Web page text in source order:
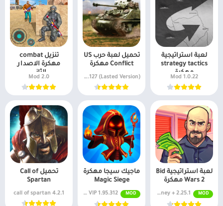
لعبة استراتيجية
strategy tactics
مهكرة
1.0.22 Mod
تحميل لعبة حرب US
Conflict مهكرة
v1.16.127 (Lasted Version)
تنزيل combat
مهكرة الاصدار
الثاني
2.0 Mod
لعبة استراتيجية Bid
Wars 2 مهكرة
MOD
2.25.1 + Mod: Money
ماجيك سيجا مهكرة
Magic Siege
MOD
1.95.312 Mega Menu, Money, VIP
تحميل Call of
Spartan
4.2.1 call of spartan